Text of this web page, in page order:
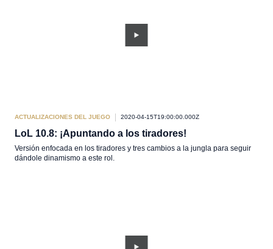
ACTUALIZACIONES DEL JUEGO 2020-04-15T19:00:00.000Z
LoL 10.8: ¡Apuntando a los tiradores!
Versión enfocada en los tiradores y tres cambios a la jungla para seguir
dándole dinamismo a este rol.